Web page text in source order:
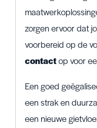
zorgen ervoor dat
voorbereid op de
contactop voor
Een goed
een strak en
een nieuwe